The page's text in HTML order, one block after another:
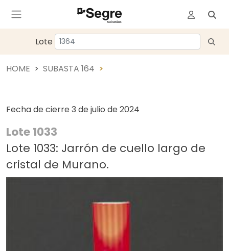
Lote
HOME SUBASTA 164
Fecha de cierre 3 de julio de 2024
Lote 1033
Lote 1033: Jarrón de cuello largo de
cristal de Murano.